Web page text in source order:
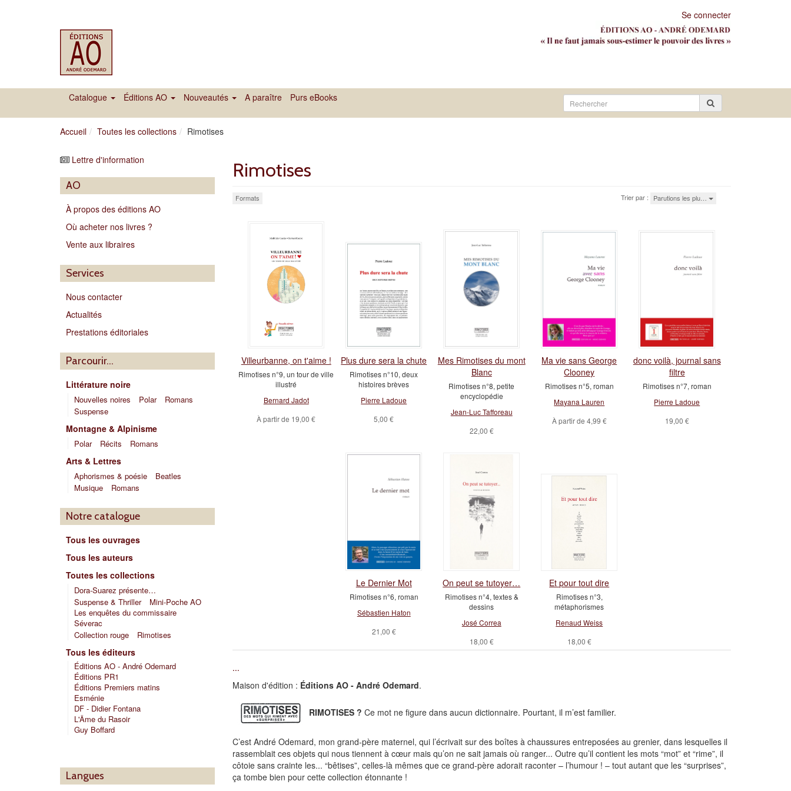
Se connecter
Catalogue Éditions AO Nouveautés A paraître Purs eBooks
Rechercher
sur
Accueil Toutes les collections Rimotises
Lettre d'information
AO
À propos des éditions AO
Où acheter nos livres ?
Vente aux libraires
Services
Nous contacter
Actualités
Prestations éditoriales
Parcourir…
Littérature noire
Nouvelles noires Polar
Romans
Suspense
Montagne & Alpinisme
Polar Récits Romans
Arts & Lettres
Aphorismes & poésie
Beatles
Musique
Romans
Notre catalogue
Tous les ouvrages
Tous les auteurs
Toutes les collections
Dora-Suarez présente…
Suspense & Thriller
Mini-Poche AO
Les enquêtes du commissaire
Séverac
Collection rouge
Rimotises
Tous les éditeurs
Éditions AO - André Odemard
Éditions PR1
Éditions Premiers matins
Esménie
DF - Didier Fontana
L'Âme du Rasoir
Guy Boffard
Langues
Rimotises
Formats Trier par : Parutions les plu…
Villeurbanne, on t'aime !
Rimotises n°9, un tour de ville
illustré
Bernard Jadot
À partir de 19,00 €
Plus dure sera la chute
Rimotises n°10, deux
histoires brèves
Pierre Ladoue
5,00 €
Mes Rimotises du mont
Blanc
Rimotises n°8, petite
encyclopédie
Jean-Luc Tafforeau
22,00 €
Ma vie sans George
Clooney
Rimotises n°5, roman
Mayana Lauren
À partir de 4,99 €
donc voilà, journal sans
filtre
Rimotises n°7, roman
Pierre Ladoue
19,00 €
Le Dernier Mot
Rimotises n°6, roman
Sébastien Haton
21,00 €
On peut se tutoyer…
Rimotises n°4, textes &
dessins
José Correa
18,00 €
Et pour tout dire
Rimotises n°3,
métaphorismes
Renaud Weiss
18,00 €
…
Maison d'édition : Éditions AO - André Odemard.
RIMOTISES ? Ce mot ne figure dans aucun dictionnaire. Pourtant, il m’est familier.
C’est André Odemard, mon grand-père maternel, qui l’écrivait sur des boîtes à chaussures entreposées au grenier, dans lesquelles il
rassemblait ces objets qui nous tiennent à cœur mais qu’on ne sait jamais où ranger... Outre qu’il contient les mots “mot” et “rime”, il
côtoie sans crainte les... “bêtises”, celles-là mêmes que ce grand-père adorait raconter – l’humour ! – tout autant que les “surprises”,
ça tombe bien pour cette collection étonnante !